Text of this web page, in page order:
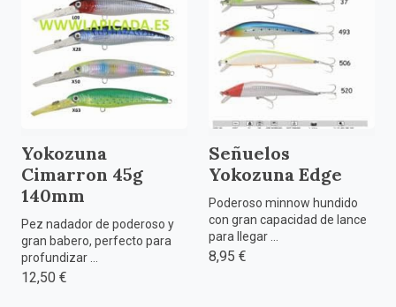
Yokozuna
Cimarron 45g
140mm
Pez nadador de poderoso y
gran babero, perfecto para
profundizar ...
12,50 €
Señuelos
Yokozuna Edge
Poderoso minnow hundido
con gran capacidad de lance
para llegar ...
8,95 €